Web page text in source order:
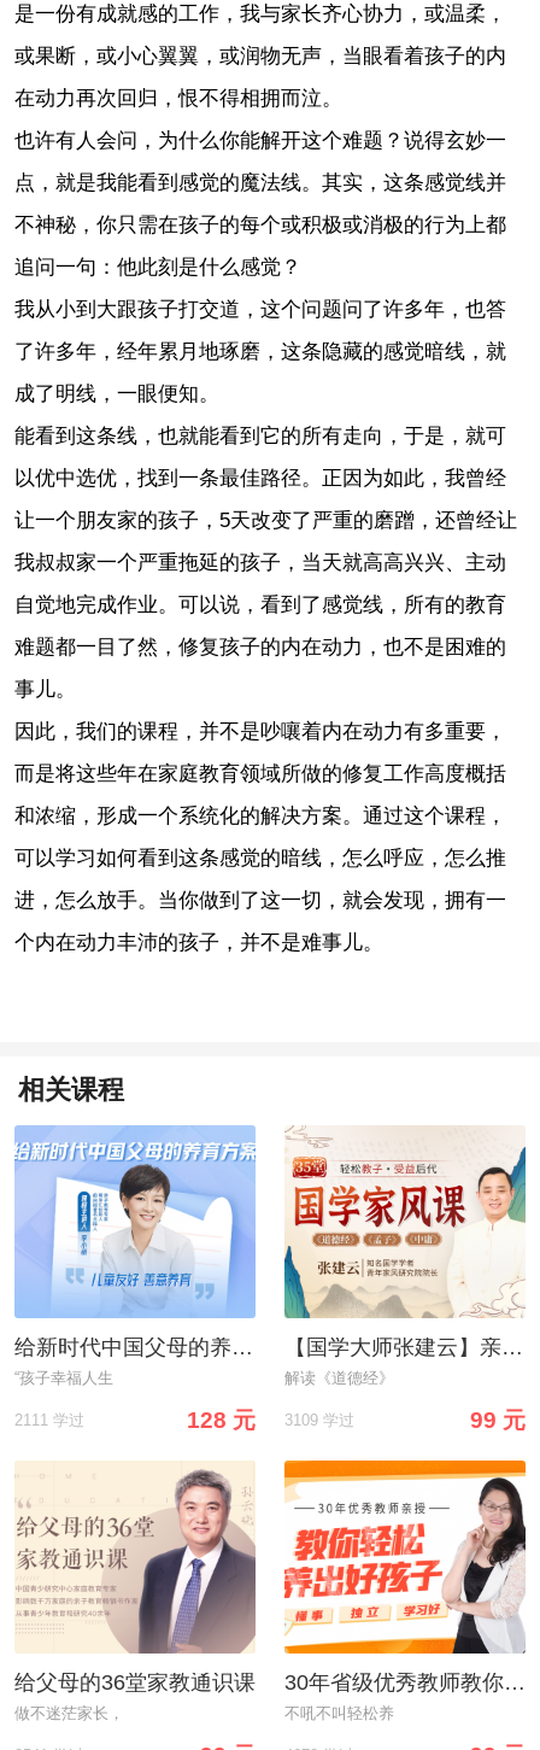
是一份有成就感的工作，我与家长齐心协力，或温柔，
或果断，或小心翼翼，或润物无声，当眼看着孩子的内
在动力再次回归，恨不得相拥而泣。
也许有人会问，为什么你能解开这个难题？说得玄妙一
点，就是我能看到感觉的魔法线。其实，这条感觉线并
不神秘，你只需在孩子的每个或积极或消极的行为上都
追问一句：他此刻是什么感觉？
我从小到大跟孩子打交道，这个问题问了许多年，也答
了许多年，经年累月地琢磨，这条隐藏的感觉暗线，就
成了明线，一眼便知。
能看到这条线，也就能看到它的所有走向，于是，就可
以优中选优，找到一条最佳路径。正因为如此，我曾经
让一个朋友家的孩子，5天改变了严重的磨蹭，还曾经让
我叔叔家一个严重拖延的孩子，当天就高高兴兴、主动
自觉地完成作业。可以说，看到了感觉线，所有的教育
难题都一目了然，修复孩子的内在动力，也不是困难的
事儿。
因此，我们的课程，并不是吵嚷着内在动力有多重要，
而是将这些年在家庭教育领域所做的修复工作高度概括
和浓缩，形成一个系统化的解决方案。通过这个课程，
可以学习如何看到这条感觉的暗线，怎么呼应，怎么推
进，怎么放手。当你做到了这一切，就会发现，拥有一
个内在动力丰沛的孩子，并不是难事儿。
相关课程
给新时代中国父母的养育方案
“孩子幸福人生
2111 学过 128 元
【国学大师张建云】亲授：35堂国学家风课，轻松教子
解读《道德经》
3109 学过 99 元
给父母的36堂家教通识课
做不迷茫家长，
30年省级优秀教师教你轻松养出懂事、独立、学习好的好孩子
不吼不叫轻松养